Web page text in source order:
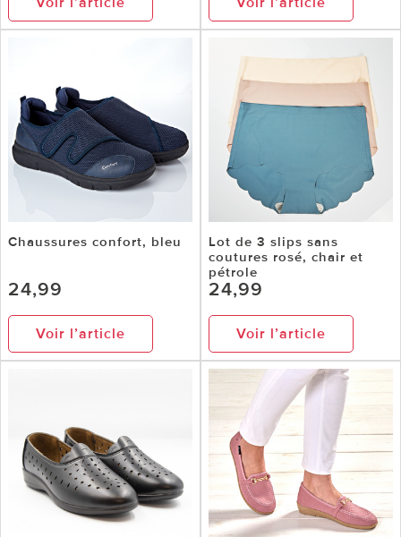
Chaussures confort, bleu
24,99
Voir l’article
Lot de 3 slips sans
coutures rosé, chair et
pétrole
24,99
Voir l’article